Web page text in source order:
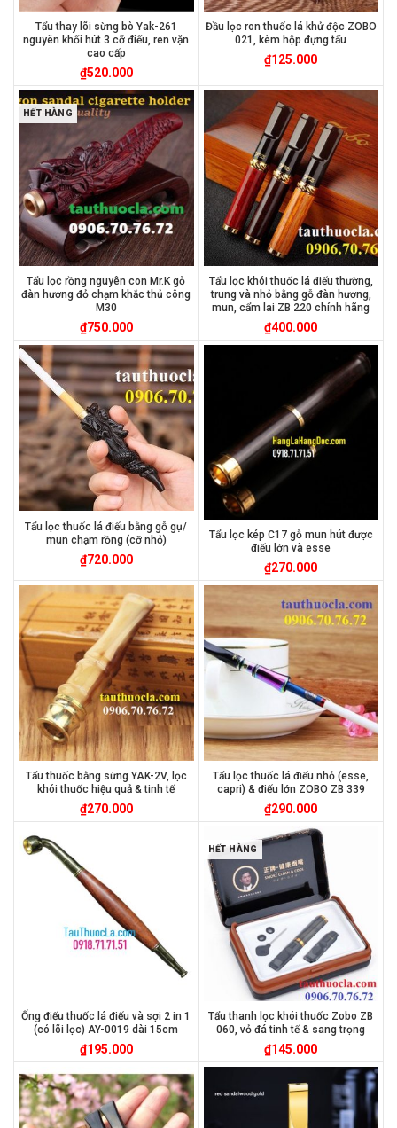
Tẩu thay lõi sừng bò Yak-261
nguyên khối hút 3 cỡ điếu, ren vặn
cao cấp
₫520.000
Đầu lọc ron thuốc lá khử độc ZOBO
021, kèm hộp đựng tẩu
₫125.000
HẾT HÀNG
Tẩu lọc rồng nguyên con Mr.K gỗ
đàn hương đỏ chạm khắc thủ công
M30
₫750.000
Tẩu lọc khói thuốc lá điếu thường,
trung và nhỏ bằng gỗ đàn hương,
mun, cẩm lai ZB 220 chính hãng
₫400.000
Tẩu lọc thuốc lá điếu bằng gỗ gụ/
mun chạm rồng (cỡ nhỏ)
₫720.000
Tẩu lọc kép C17 gỗ mun hút được
điếu lớn và esse
₫270.000
Tẩu thuốc bằng sừng YAK-2V, lọc
khói thuốc hiệu quả & tinh tế
₫270.000
Tẩu lọc thuốc lá điếu nhỏ (esse,
capri) & điếu lớn ZOBO ZB 339
₫290.000
Ống điếu thuốc lá điếu và sợi 2 in 1
(có lõi lọc) AY-0019 dài 15cm
₫195.000
HẾT HÀNG
Tẩu thanh lọc khói thuốc Zobo ZB
060, vỏ đá tinh tế & sang trọng
₫145.000